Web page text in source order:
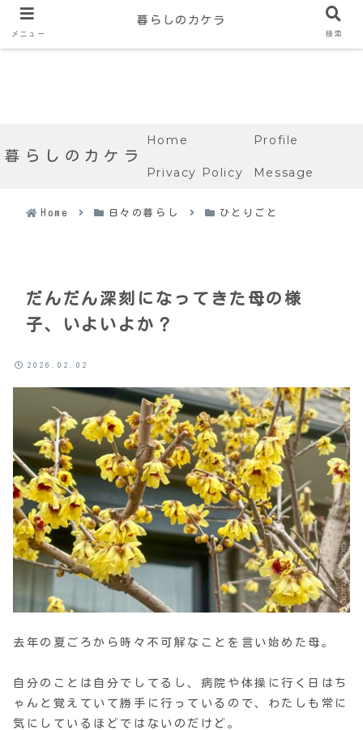
暮らしのカケラ
Home Profile
Privacy Policy Message
Home 日々の暮らし ひとりごと
だんだん深刻になってきた母の様
子、いよいよか？
2026.02.02
去年の夏ごろから時々不可解なことを言い始めた母。
自分のことは自分でしてるし、病院や体操に行く日はち
ゃんと覚えていて勝手に行っているので、わたしも常に
気にしているほどではないのだけど。
メニュー
暮らしのカケラ
検索